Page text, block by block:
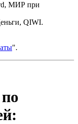
МИР при
QIWI.
".